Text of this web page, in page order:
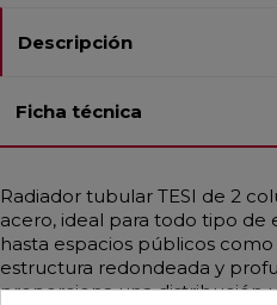
Descripción
Ficha técnica
Radiador tubular TESI de 2
acero, ideal para todo tipo de
hasta espacios públicos
estructura redondeada y
proporciona una distribución